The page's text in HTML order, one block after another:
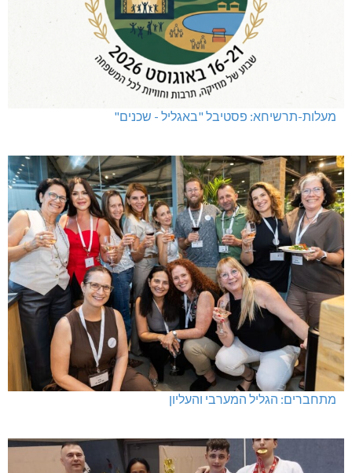
מעלות-תרשיחא: פסטיבל "באגליל - שכנים"
מתחברים: הגליל המערבי והעליון